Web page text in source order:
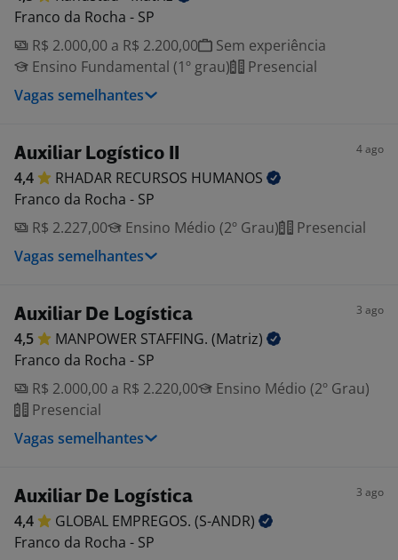
Franco da Rocha - SP
R$ 2.000,00 a R$ 2.200,00
Sem experiência
Ensino Fundamental (1º grau)
Presencial
Vagas semelhantes
Auxiliar Logístico II 4 ago
4,4 RHADAR RECURSOS HUMANOS
Franco da Rocha - SP
R$ 2.227,00
Ensino Médio (2º Grau)
Presencial
Vagas semelhantes
Auxiliar De Logística 3 ago
4,5 MANPOWER STAFFING. (Matriz)
Franco da Rocha - SP
R$ 2.000,00 a R$ 2.220,00
Ensino Médio (2º Grau)
Presencial
Vagas semelhantes
Auxiliar De Logística 3 ago
4,4 GLOBAL EMPREGOS. (S-ANDR)
Franco da Rocha - SP